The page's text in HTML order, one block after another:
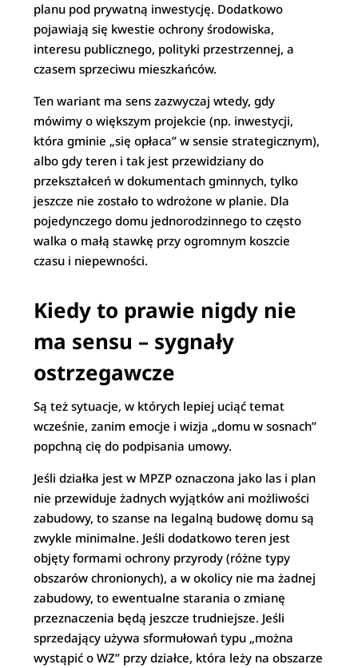
planu pod prywatną inwestycję. Dodatkowo
pojawiają się kwestie ochrony środowiska,
interesu publicznego, polityki przestrzennej, a
czasem sprzeciwu mieszkańców.
Ten wariant ma sens zazwyczaj wtedy, gdy
mówimy o większym projekcie (np. inwestycji,
która gminie „się opłaca” w sensie strategicznym),
albo gdy teren i tak jest przewidziany do
przekształceń w dokumentach gminnych, tylko
jeszcze nie zostało to wdrożone w planie. Dla
pojedynczego domu jednorodzinnego to często
walka o małą stawkę przy ogromnym koszcie
czasu i niepewności.
Kiedy to prawie nigdy nie
ma sensu – sygnały
ostrzegawcze
Są też sytuacje, w których lepiej uciąć temat
wcześnie, zanim emocje i wizja „domu w sosnach”
popchną cię do podpisania umowy.
Jeśli działka jest w MPZP oznaczona jako las i plan
nie przewiduje żadnych wyjątków ani możliwości
zabudowy, to szanse na legalną budowę domu są
zwykle minimalne. Jeśli dodatkowo teren jest
objęty formami ochrony przyrody (różne typy
obszarów chronionych), a w okolicy nie ma żadnej
zabudowy, to ewentualne starania o zmianę
przeznaczenia będą jeszcze trudniejsze. Jeśli
sprzedający używa sformułowań typu „można
wystąpić o WZ” przy działce, która leży na obszarze